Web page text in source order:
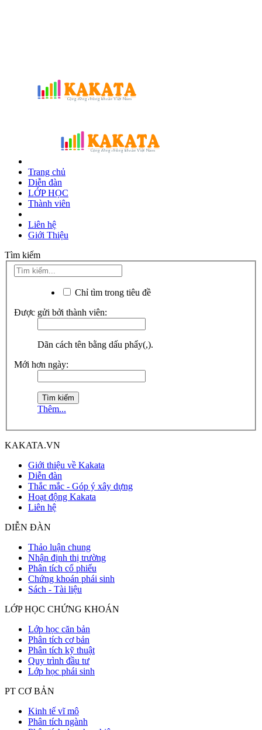
Trang chủ
Diễn đàn
LỚP HỌC
Thành viên
Liên hệ
Giới Thiệu
Tìm kiếm
Chỉ tìm trong tiêu đề
Được gửi bởi thành viên:
Dãn cách tên bằng dấu phẩy(,).
Mới hơn ngày:
Thêm...
KAKATA.VN
Giới thiệu về Kakata
Diễn đàn
Thắc mắc - Góp ý xây dựng
Hoạt động Kakata
Liên hệ
DIỄN ĐÀN
Thảo luận chung
Nhận định thị trường
Phân tích cổ phiếu
Chứng khoán phái sinh
Sách - Tài liệu
LỚP HỌC CHỨNG KHOÁN
Lớp học căn bản
Phân tích cơ bản
Phân tích kỹ thuật
Quy trình đầu tư
Lớp học phái sinh
PT CƠ BẢN
Kinh tế vĩ mô
Phân tích ngành